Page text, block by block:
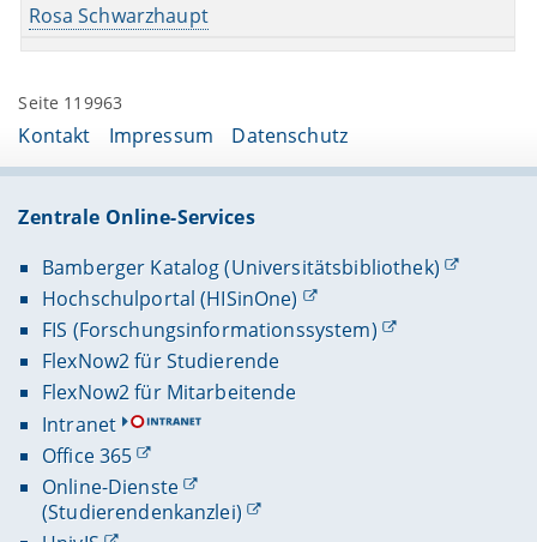
Rosa Schwarzhaupt
Seite 119963
Kontakt Impressum Datenschutz
Zentrale Online-Services
Bamberger Katalog (Universitätsbibliothek)
Hochschulportal (HISinOne)
FIS (Forschungsinformationssystem)
FlexNow2 für Studierende
FlexNow2 für Mitarbeitende
Intranet
Office 365
Online-Dienste
(Studierendenkanzlei)